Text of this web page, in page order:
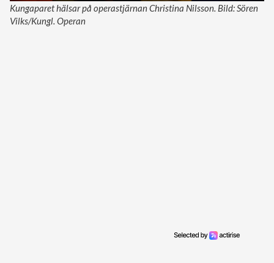
Kungaparet hälsar på operastjärnan Christina Nilsson. Bild: Sören
Vilks/Kungl. Operan